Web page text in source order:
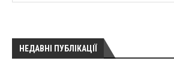
НЕДАВНІ ПУБЛІКАЦІЇ